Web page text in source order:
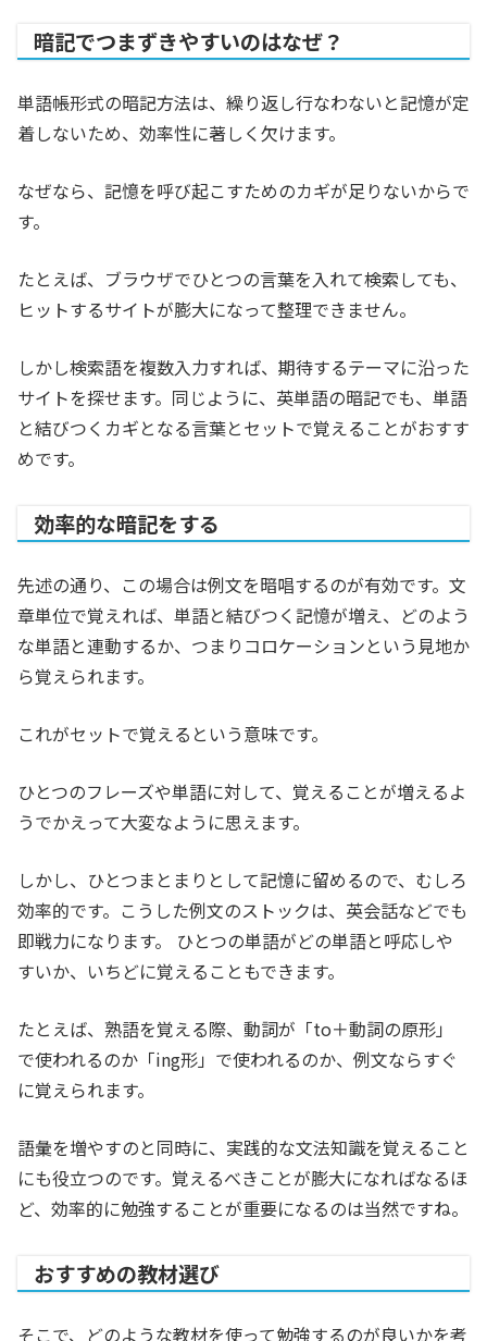
暗記でつまずきやすいのはなぜ？
単語帳形式の暗記方法は、繰り返し行なわないと記憶が定
着しないため、効率性に著しく欠けます。
なぜなら、記憶を呼び起こすためのカギが足りないからで
す。
たとえば、ブラウザでひとつの言葉を入れて検索しても、
ヒットするサイトが膨大になって整理できません。
しかし検索語を複数入力すれば、期待するテーマに沿った
サイトを探せます。同じように、英単語の暗記でも、単語
と結びつくカギとなる言葉とセットで覚えることがおすす
めです。
効率的な暗記をする
先述の通り、この場合は例文を暗唱するのが有効です。文
章単位で覚えれば、単語と結びつく記憶が増え、どのよう
な単語と連動するか、つまりコロケーションという見地か
ら覚えられます。
これがセットで覚えるという意味です。
ひとつのフレーズや単語に対して、覚えることが増えるよ
うでかえって大変なように思えます。
しかし、ひとつまとまりとして記憶に留めるので、むしろ
効率的です。こうした例文のストックは、英会話などでも
即戦力になります。 ひとつの単語がどの単語と呼応しや
すいか、いちどに覚えることもできます。
たとえば、熟語を覚える際、動詞が「to＋動詞の原形」
で使われるのか「ing形」で使われるのか、例文ならすぐ
に覚えられます。
語彙を増やすのと同時に、実践的な文法知識を覚えること
にも役立つのです。覚えるべきことが膨大になればなるほ
ど、効率的に勉強することが重要になるのは当然ですね。
おすすめの教材選び
そこで、どのような教材を使って勉強するのが良いかを考